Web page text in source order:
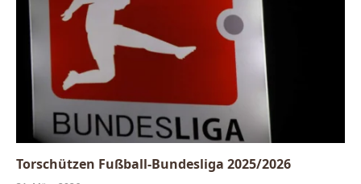
Torschützen Fußball-Bundesliga 2025/2026